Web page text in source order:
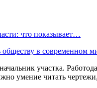
что показывает…
в современном
участка.
умение читать